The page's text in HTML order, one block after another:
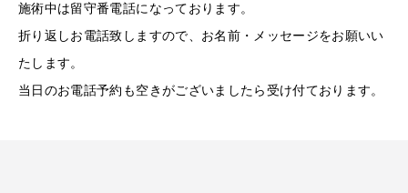
施術中は留守番電話になっております。
折り返しお電話致しますので、お名前・メッセージをお願いい
たします。
当日のお電話予約も空きがございましたら受け付ております。